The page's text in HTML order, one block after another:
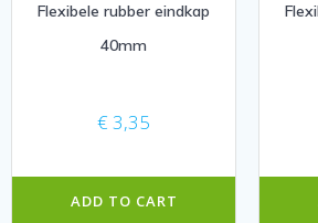
Flexibele rubber eindkap
40mm
€ 3,35
ADD TO CART